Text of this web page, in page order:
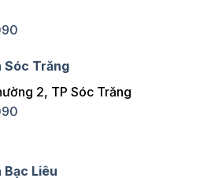
Sóc Trăng
2, TP Sóc Trăng
Liêu